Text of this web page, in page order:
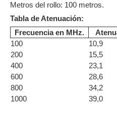
Metros del rollo: 100 metros.
Tabla de Atenuación:
Frecuencia en MHz.
100
10,9
200
15,5
400
23,1
600
28,6
800
34,2
1000
39,0